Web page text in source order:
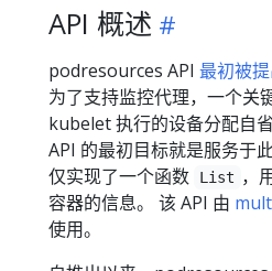
API 概述
podresources API 最初被
为了支持监控代理，一个关
kubelet 执行的设备分配自
API 的最初目标就是服务于
仅实现了一个函数
List ，
容器的信息。 该 API 由
使用。